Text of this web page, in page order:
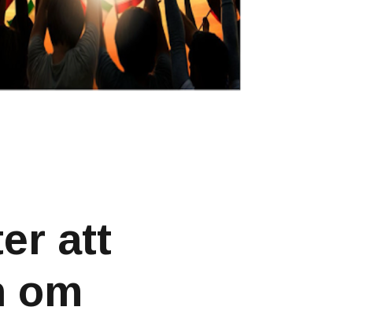
att
om